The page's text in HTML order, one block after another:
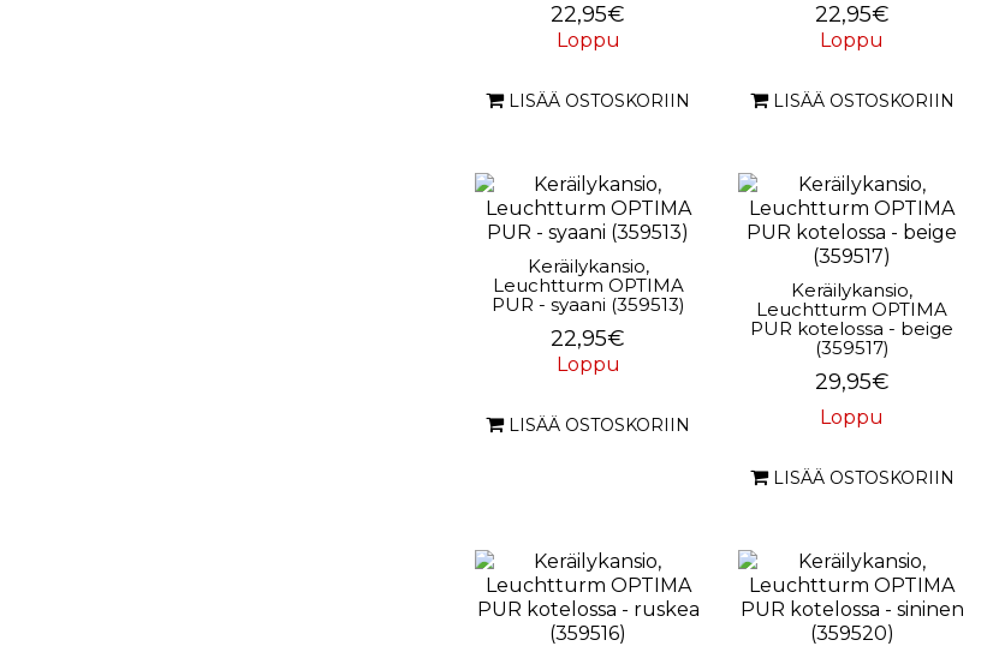
22,95€
Loppu
LISÄÄ OSTOSKORIIN
22,95€
Loppu
LISÄÄ OSTOSKORIIN
Keräilykansio,
Leuchtturm OPTIMA
PUR - syaani (359513)
22,95€
Loppu
LISÄÄ OSTOSKORIIN
Keräilykansio,
Leuchtturm OPTIMA
PUR kotelossa - beige
(359517)
29,95€
Loppu
LISÄÄ OSTOSKORIIN